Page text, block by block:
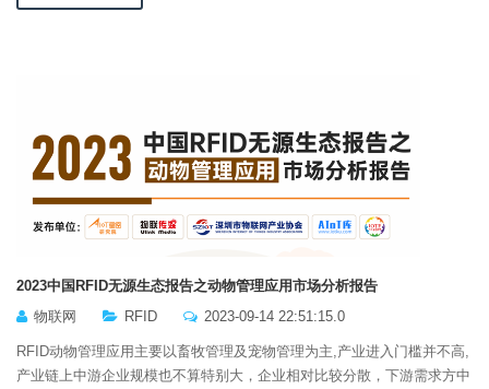
2023中国RFID无源生态报告之动物管理应用市场分析报告
物联网
RFID 2023-09-14 22:51:15.0
RFID动物管理应用主要以畜牧管理及宠物管理为主,产业进入门槛并不高,
产业链上中游企业规模也不算特别大，企业相对比较分散，下游需求方中